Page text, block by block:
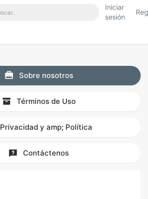
Iniciar
sesión
Sobre nosotros
Términos de Uso
Privacidad y amp; Política
Contáctenos